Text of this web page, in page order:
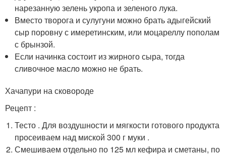
нарезанную зелень укропа и зеленого лука.
Вместо творога и сулугуни можно брать адыгейский
сыр поровну с имеретинским, или моцареллу пополам
с брынзой.
Если начинка состоит из жирного сыра, тогда
сливочное масло можно не брать.
Хачапури на сковороде
Рецепт :
Тесто . Для воздушности и мягкости готового продукта
просеиваем над миской 300 г муки .
Смешиваем отдельно по 125 мл кефира и сметаны, по